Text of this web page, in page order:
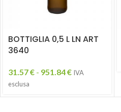
BOTTIGLIA 0,5 L LN ART
3640
31.57€ - 951.84€ IVA
esclusa